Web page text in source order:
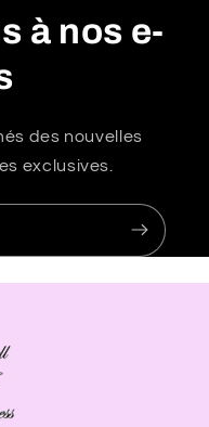
à nos e-
des nouvelles
exclusives.